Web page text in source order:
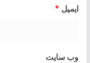
ایمیل *
وب‌ سایت